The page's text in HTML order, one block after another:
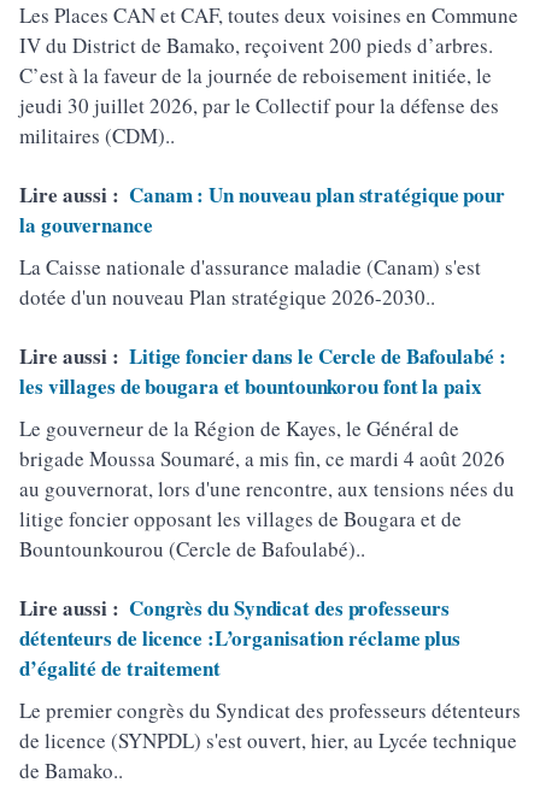
Les Places CAN et CAF, toutes deux voisines en Commune
IV du District de Bamako, reçoivent 200 pieds d’arbres.
C’est à la faveur de la journée de reboisement initiée, le
jeudi 30 juillet 2026, par le Collectif pour la défense des
militaires (CDM)..
Lire aussi : Canam : Un nouveau plan stratégique pour
la gouvernance
La Caisse nationale d'assurance maladie (Canam) s'est
dotée d'un nouveau Plan stratégique 2026-2030..
Lire aussi : Litige foncier dans le Cercle de Bafoulabé :
les villages de bougara et bountounkorou font la paix
Le gouverneur de la Région de Kayes, le Général de
brigade Moussa Soumaré, a mis fin, ce mardi 4 août 2026
au gouvernorat, lors d'une rencontre, aux tensions nées du
litige foncier opposant les villages de Bougara et de
Bountounkourou (Cercle de Bafoulabé)..
Lire aussi : Congrès du Syndicat des professeurs
détenteurs de licence :L’organisation réclame plus
d’égalité de traitement
Le premier congrès du Syndicat des professeurs détenteurs
de licence (SYNPDL) s'est ouvert, hier, au Lycée technique
de Bamako..